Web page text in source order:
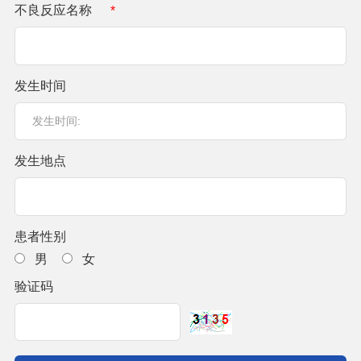
不良反应名称 *
发生时间
发生地点
患者性别
男
女
验证码